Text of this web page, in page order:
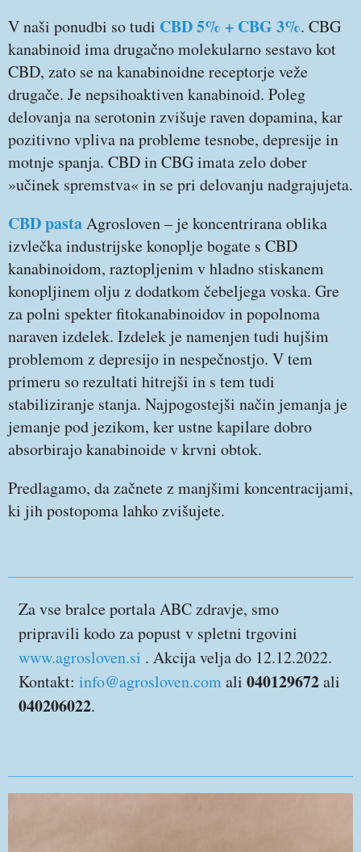
V naši ponudbi so tudi CBD 5% + CBG 3%. CBG
kanabinoid ima drugačno molekularno sestavo kot
CBD, zato se na kanabinoidne receptorje veže
drugače. Je nepsihoaktiven kanabinoid. Poleg
delovanja na serotonin zvišuje raven dopamina, kar
pozitivno vpliva na probleme tesnobe, depresije in
motnje spanja. CBD in CBG imata zelo dober
»učinek spremstva« in se pri delovanju nadgrajujeta.
CBD pastaAgrosloven – je koncentrirana oblika
izvlečka industrijske konoplje bogate s CBD
kanabinoidom, raztopljenim v hladno stiskanem
konopljinem olju z dodatkom čebeljega voska. Gre
za polni spekter fitokanabinoidov in popolnoma
naraven izdelek. Izdelek je namenjen tudi hujšim
problemom z depresijo in nespečnostjo. V tem
primeru so rezultati hitrejši in s tem tudi
stabiliziranje stanja. Najpogostejši način jemanja je
jemanje pod jezikom, ker ustne kapilare dobro
absorbirajo kanabinoide v krvni obtok.
Predlagamo, da začnete z manjšimi koncentracijami,
ki jih postopoma lahko zvišujete.
Za vse bralce portala ABC zdravje, smo
pripravili kodo za popust v spletni trgovini
www.agrosloven.si . Akcija velja do 12.12.2022.
Kontakt: info@agrosloven.comali 040129672ali
040206022.